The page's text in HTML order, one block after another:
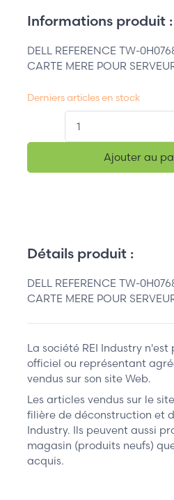
Informations produit :
DELL REFERENCE TW-
CARTE MERE POUR
Derniers articles en stock
Ajouter au
Détails produit :
DELL REFERENCE TW-
CARTE MERE POUR
La société REI Industry
officiel ou représentant
vendus sur son site Web.
Les articles vendus sur le
filière de déconstruction et
Industry. Ils peuvent aussi
magasin (produits neufs)
acquis.